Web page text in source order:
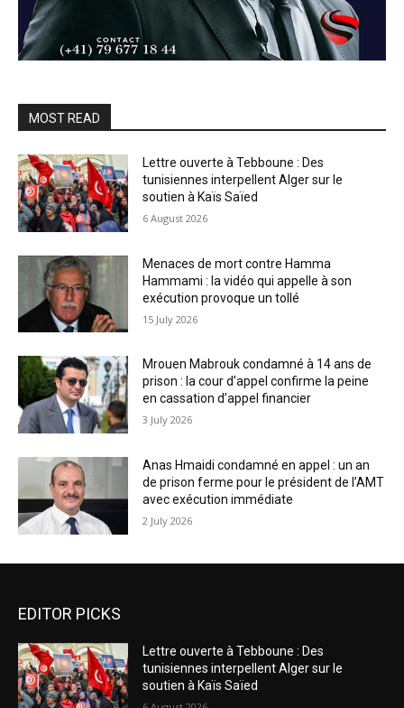
MOST READ
Lettre ouverte à Tebboune : Des
tunisiennes interpellent Alger sur le
soutien à Kaïs Saïed
6 August 2026
Menaces de mort contre Hamma
Hammami : la vidéo qui appelle à son
exécution provoque un tollé
15 July 2026
Mrouen Mabrouk condamné à 14 ans de
prison : la cour d’appel confirme la peine
en cassation d’appel financier
3 July 2026
Anas Hmaidi condamné en appel : un an
de prison ferme pour le président de l’AMT
avec exécution immédiate
2 July 2026
EDITOR PICKS
Lettre ouverte à Tebboune : Des
tunisiennes interpellent Alger sur le
soutien à Kaïs Saïed